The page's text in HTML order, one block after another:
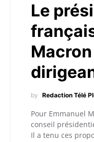
Le
by Redaction Télé
Pour Emmanuel
conseil
Il a tenu ces